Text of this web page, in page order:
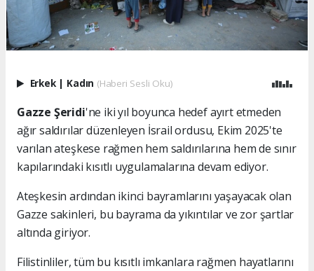
Erkek | Kadın (Haberi Sesli Oku)
Gazze Şeridi'ne iki yıl boyunca hedef ayırt etmeden
ağır saldırılar düzenleyen İsrail ordusu, Ekim 2025'te
varılan ateşkese rağmen hem saldırılarına hem de sınır
kapılarındaki kısıtlı uygulamalarına devam ediyor.
Ateşkesin ardından ikinci bayramlarını yaşayacak olan
Gazze sakinleri, bu bayrama da yıkıntılar ve zor şartlar
altında giriyor.
Filistinliler, tüm bu kısıtlı imkanlara rağmen hayatlarını